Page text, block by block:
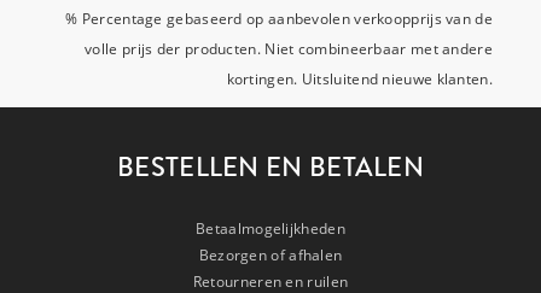
% Percentage gebaseerd op aanbevolen verkoopprijs van de
volle prijs der producten. Niet combineerbaar met andere
kortingen. Uitsluitend nieuwe klanten.
BESTELLEN EN BETALEN
Betaalmogelijkheden
Bezorgen of afhalen
Retourneren en ruilen